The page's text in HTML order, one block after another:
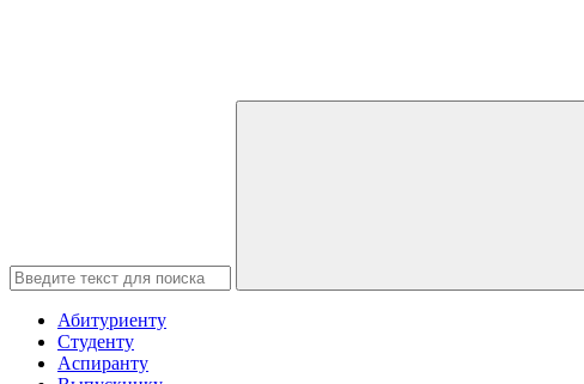
Абитуриенту
Студенту
Аспиранту